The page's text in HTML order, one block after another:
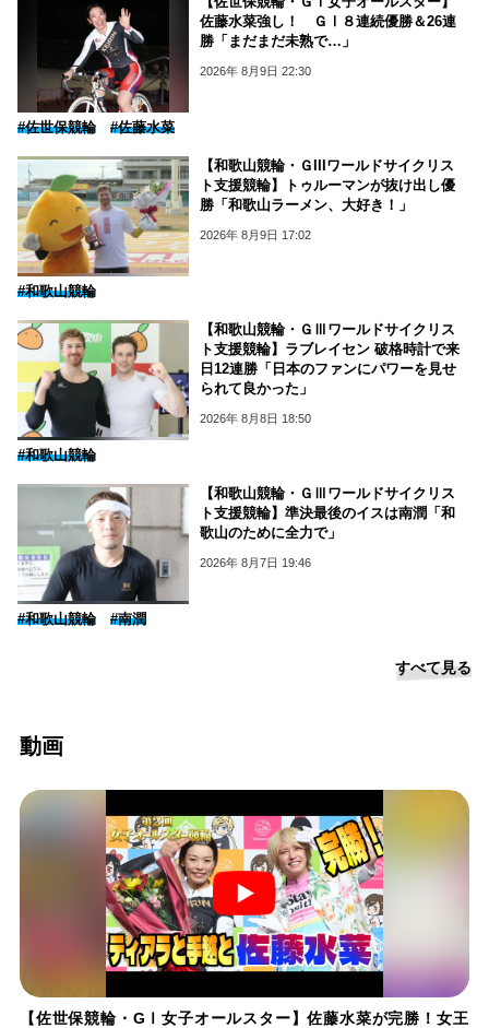
佐藤水菜強し！ ＧⅠ８連続優勝＆26連
勝「まだまだ未熟で…」
2026年 8月9日 22:30
#佐世保競輪 #佐藤水菜
【和歌山競輪・ＧIIIワールドサイクリス
ト支援競輪】トゥルーマンが抜け出し優
勝「和歌山ラーメン、大好き！」
2026年 8月9日 17:02
#和歌山競輪
【和歌山競輪・ＧⅢワールドサイクリス
ト支援競輪】ラブレイセン 破格時計で来
日12連勝「日本のファンにパワーを見せ
られて良かった」
2026年 8月8日 18:50
#和歌山競輪
【和歌山競輪・ＧⅢワールドサイクリス
ト支援競輪】準決最後のイスは南潤「和
歌山のために全力で」
2026年 8月7日 19:46
#和歌山競輪 #南潤
すべて見る
動画
【佐世保競輪・GⅠ女子オールスター】佐藤水菜が完勝！女王